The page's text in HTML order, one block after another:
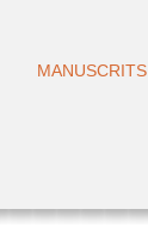
MANUSCRITS